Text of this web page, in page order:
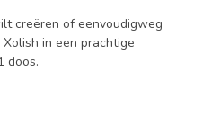
creëren of eenvoudigweg
in een prachtige
doos.